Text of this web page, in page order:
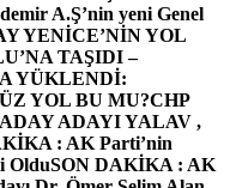
A.Ş’nin yeni Genel
YENİCE’NİN YOL
TAŞIDI –
YÜKLENDİ:
YOL BU MU?CHP
ADAYI YALAV ,
: AK Parti’nin
OlduSON DAKİKA : AK